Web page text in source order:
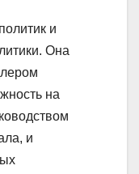
и
Она
на
и